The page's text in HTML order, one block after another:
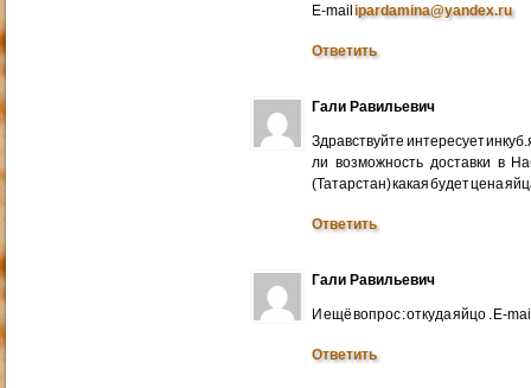
E-mailipardamina@yandex.ru
Ответить
Гали Равильевич
Здравствуйте интересует
ли возможность доставки в
(Татарстан) какая будет цена
Ответить
Гали Равильевич
И ещё вопрос : откуда яйцо . E-
Ответить